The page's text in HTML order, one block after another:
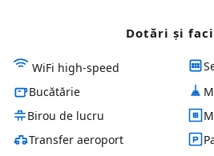
Dotări și
WiFi high-speed
Bucătărie
Birou de lucru
Transfer aeroport